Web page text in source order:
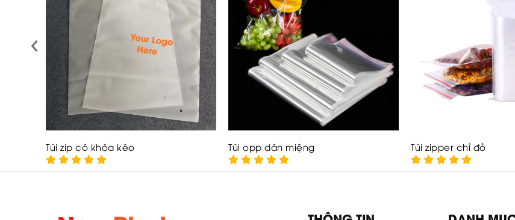
Túi zip có khóa kéo Túi opp dán miệng Túi zipper chỉ đỏ
‹